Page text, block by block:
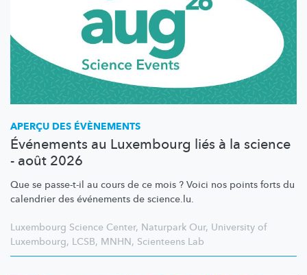
APERÇU DES ÉVÈNEMENTS
Événements au Luxembourg liés à la science
- août 2026
Que se passe-t-il au cours de ce mois ? Voici nos points forts du
calendrier des événements de science.lu.
Luxembourg Science Center, Naturpark Our, University of
Luxembourg, LCSB, MNHN, Scienteens Lab